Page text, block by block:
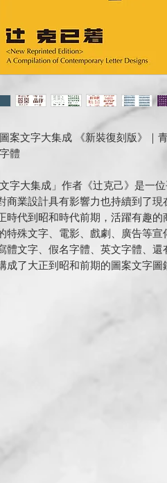
案文字大集成 《新裝復刻版》｜
體
文字大集成」作者《辻克己》是一
商業設計具有影響力也持續到了現
時代到昭和時代前期，活躍有趣
特殊文字、電影、戲劇、廣告等宣
體文字、假名字體、英文字體、
成了大正到昭和前期的圖案文字圖